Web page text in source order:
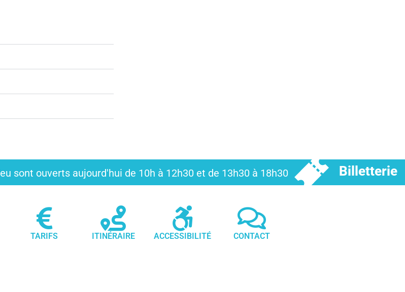
sont ouverts aujourd'hui de 10h à 12h30 et de 13h30 à 18h30 Billetterie
TARIFS ITINÉRAIRE ACCESSIBILITÉ CONTACT